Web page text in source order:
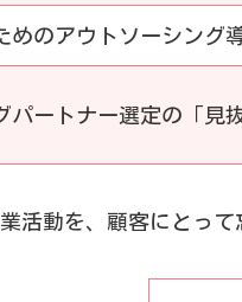
めのアウトソーシング
パートナー選定の「見
活動を、顧客にとっ